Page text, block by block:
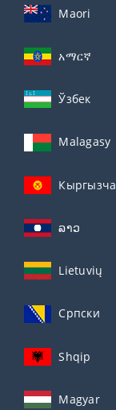
Maori
አማርኛ
Ўзбек
Malagasy
Кыргызча
ລາວ
Lietuvių
Српски
Shqip
Magyar